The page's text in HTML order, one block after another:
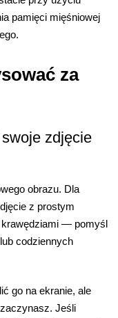
pamięci mięśniowej
za
zdjęcie
obrazu. Dla
z prostym
krawędziami — pomyśl
codziennych
go na ekranie, ale
Jeśli